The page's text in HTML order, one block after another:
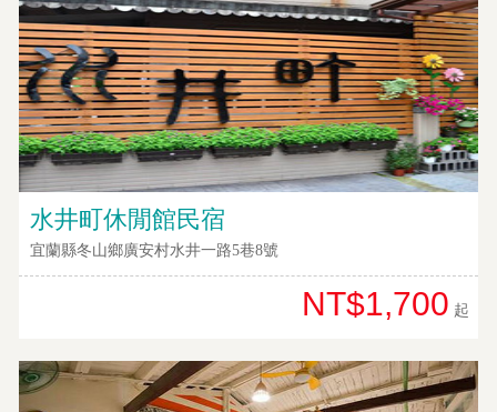
水井町休閒館民宿
宜蘭縣冬山鄉廣安村水井一路5巷8號
NT$1,700 起